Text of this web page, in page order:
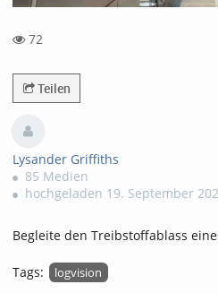
72
Teilen
Lysander Griffiths
85 Medien
hochgeladen 19. September
Begleite den Treibstoffablass
Tags: logvision